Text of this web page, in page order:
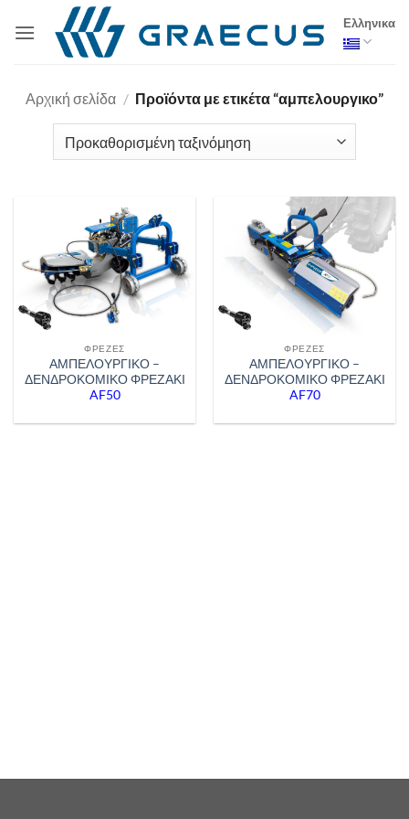
στο
περιεχόμενο
Ελληνικα
Αρχική σελίδα / Προϊόντα με ετικέτα “αμπελουργικο”
ΦΡΈΖΕΣ
ΑΜΠΕΛΟΥΡΓΙΚΟ –
ΔΕΝΔΡΟΚΟΜΙΚΟ ΦΡΕΖΑΚΙ
AF50
ΦΡΈΖΕΣ
ΑΜΠΕΛΟΥΡΓΙΚΟ –
ΔΕΝΔΡΟΚΟΜΙΚΟ ΦΡΕΖΑΚΙ
AF70